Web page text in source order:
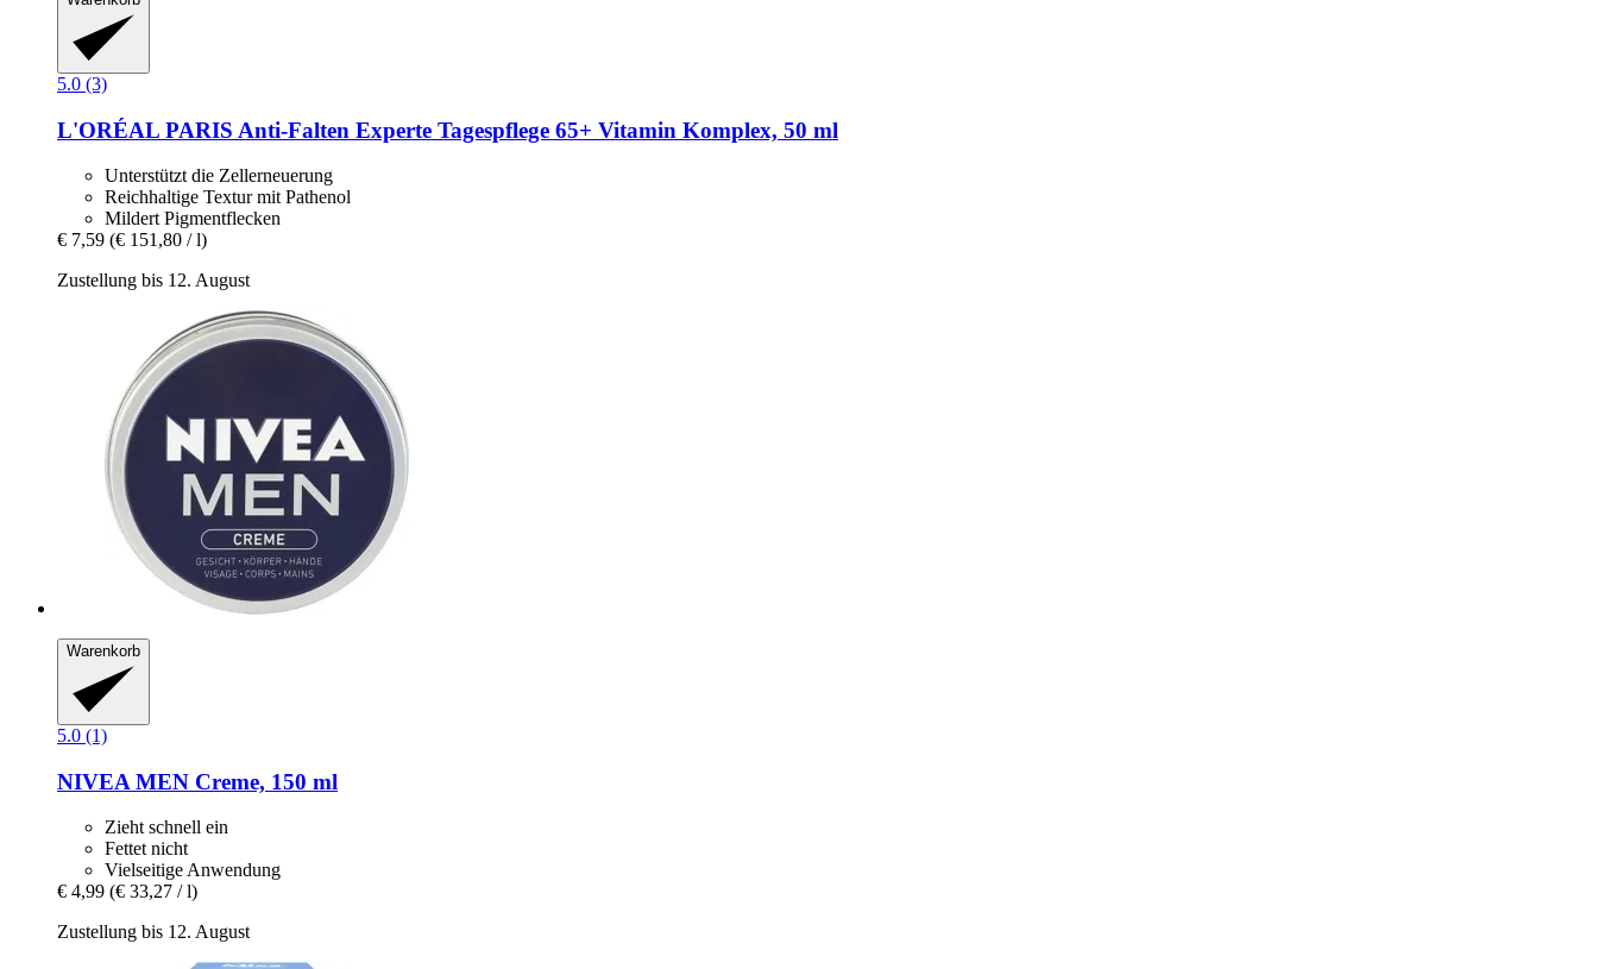
5.0 (3)
L'ORÉAL PARIS Anti-​Falten Experte Tagespflege 65+ Vitamin Komplex, 50 ml
Unterstützt die Zellerneuerung
Reichhaltige Textur mit Pathenol
Mildert Pigmentflecken
€ 7,59 (€ 151,80 / l)
Zustellung bis 12. August
Warenkorb
5.0 (1)
NIVEA MEN Creme, 150 ml
Zieht schnell ein
Fettet nicht
Vielseitige Anwendung
€ 4,99 (€ 33,27 / l)
Zustellung bis 12. August